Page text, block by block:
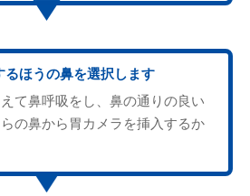
るほうの鼻を選択します
て鼻呼吸をし、鼻の通りの良い
の鼻から胃カメラを挿入するか